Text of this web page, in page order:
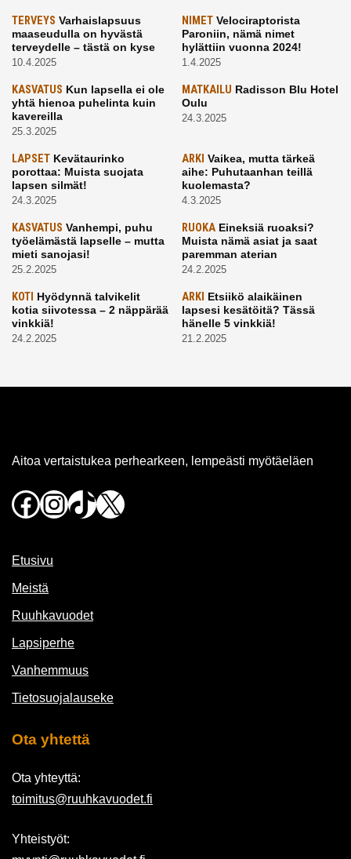
TERVEYS Varhaislapsuus
maaseudulla on hyvästä
terveydelle – tästä on kyse
10.4.2025
NIMETVelociraptorista
Paroniin, nämä nimet
hylättiin vuonna 2024!
1.4.2025
KASVATUS Kun lapsella ei ole
yhtä hienoa puhelinta kuin
kavereilla
25.3.2025
MATKAILU Radisson Blu Hotel
Oulu
24.3.2025
LAPSET Kevätaurinko
porottaa: Muista suojata
lapsen silmät!
24.3.2025
ARKI Vaikea, mutta tärkeä
aihe: Puhutaanhan teillä
kuolemasta?
4.3.2025
KASVATUS Vanhempi, puhu
työelämästä lapselle – mutta
mieti sanojasi!
25.2.2025
RUOKAEineksiä ruoaksi?
Muista nämä asiat ja saat
paremman aterian
24.2.2025
KOTI Hyödynnä talvikelit
kotia siivotessa – 2 näppärää
vinkkiä!
24.2.2025
ARKI Etsiikö alaikäinen
lapsesi kesätöitä? Tässä
hänelle 5 vinkkiä!
21.2.2025
Aitoa vertaistukea perhearkeen, lempeästi myötäeläen
Facebook
Instagram
TikTok
X
Etusivu
Meistä
Ruuhkavuodet
Lapsiperhe
Vanhemmuus
Tietosuojalauseke
Ota yhtettä
Ota yhteyttä:
toimitus@ruuhkavuodet.fi
Yhteistyöt: